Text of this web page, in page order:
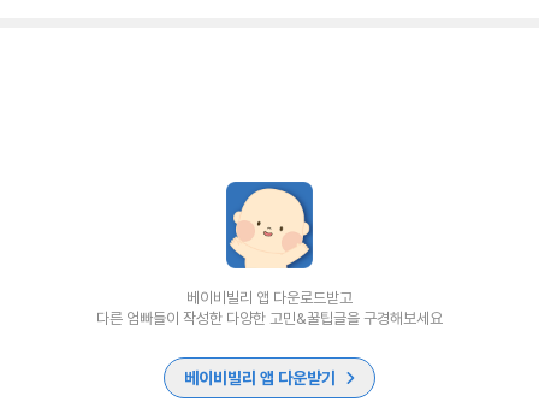
베이비빌리 앱 다운로드받고
다른 엄빠들이 작성한 다양한 고민&꿀팁글을 구경해보세요
베이비빌리 앱 다운받기